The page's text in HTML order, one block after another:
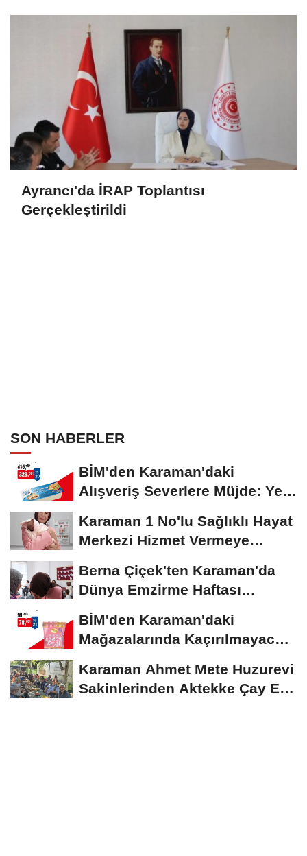
Ayrancı'da İRAP Toplantısı
Gerçekleştirildi
SON HABERLER
BİM'den Karaman'daki
Alışveriş Severlere Müjde: Yeni
Karaman 1 No'lu Sağlıklı Hayat
Merkezi Hizmet Vermeye
Berna Çiçek'ten Karaman'da
Dünya Emzirme Haftası
Etkinliğine Ziyaret
BİM'den Karaman'daki
Mağazalarında Kaçırılmayacak
Karaman Ahmet Mete Huzurevi
Sakinlerinden Aktekke Çay Evi